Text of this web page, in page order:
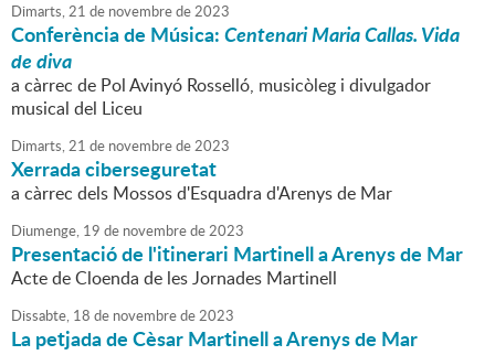
Dimarts,21 de novembrede2023
Conferència de Música:Centenari Maria Callas. Vida
de diva
a càrrec de Pol Avinyó Rosselló, musicòleg i divulgador
musical del Liceu
Dimarts,21 de novembrede2023
Xerrada ciberseguretat
a càrrec dels Mossos d'Esquadra d'Arenys de Mar
Diumenge, 19 de novembrede2023
Presentació de l'itinerari Martinell a Arenys de Mar
Acte de Cloenda de les Jornades Martinell
Dissabte, 18 de novembrede2023
La petjada de Cèsar Martinell a Arenys de Mar